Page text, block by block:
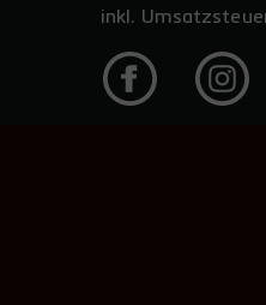
inkl.